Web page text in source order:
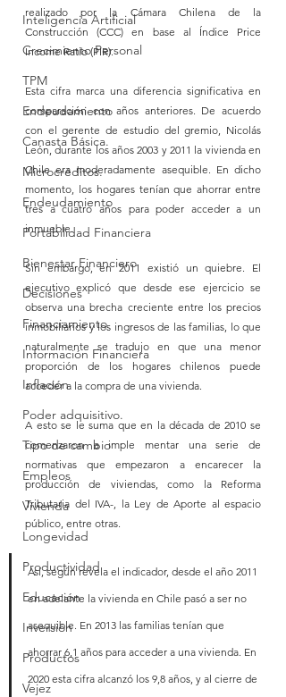
Inteligencia Artificial
Crecimiento Personal
TPM
Endeudamiento
Canasta Básica.
Microcréditos.
Endeudamiento
Portabilidad Financiera
Bienestar Financiero
Decisiones
Financiamiento
Información Financiera
Inflación
Poder adquisitivo.
Tipo de cambio
Empleos
Vivienda
Longevidad
Productividad
Educación
Inversión
Productos
Vejez
realizado por la Cámara Chilena de la
Construcción (CCC) en base al Índice Price
Income Ratio (PIR).
Esta cifra marca una diferencia significativa en
comparación con años anteriores. De acuerdo
con el gerente de estudio del gremio, Nicolás
León, durante los años 2003 y 2011 la vivienda en
Chile era moderadamente asequible. En dicho
momento, los hogares tenían que ahorrar entre
tres a cuatro años para poder acceder a un
inmueble.
Sin embargo, en 2011 existió un quiebre. El
ejecutivo explicó que desde ese ejercicio se
observa una brecha creciente entre los precios
inmobiliarios y los ingresos de las familias, lo que
naturalmente se tradujo en que una menor
proporción de los hogares chilenos puede
acceder a la compra de una vivienda.
A esto se le suma que en la década de 2010 se
comenzaron a imple mentar una serie de
normativas que empezaron a encarecer la
producción de viviendas, como la Reforma
Tributaria del IVA-, la Ley de Aporte al espacio
público, entre otras.
Así, según revela el indicador, desde el año 2011
en adelante la vivienda en Chile pasó a ser no
asequible. En 2013 las familias tenían que
ahorrar 6,1 años para acceder a una vivienda. En
2020 esta cifra alcanzó los 9,8 años, y al cierre de